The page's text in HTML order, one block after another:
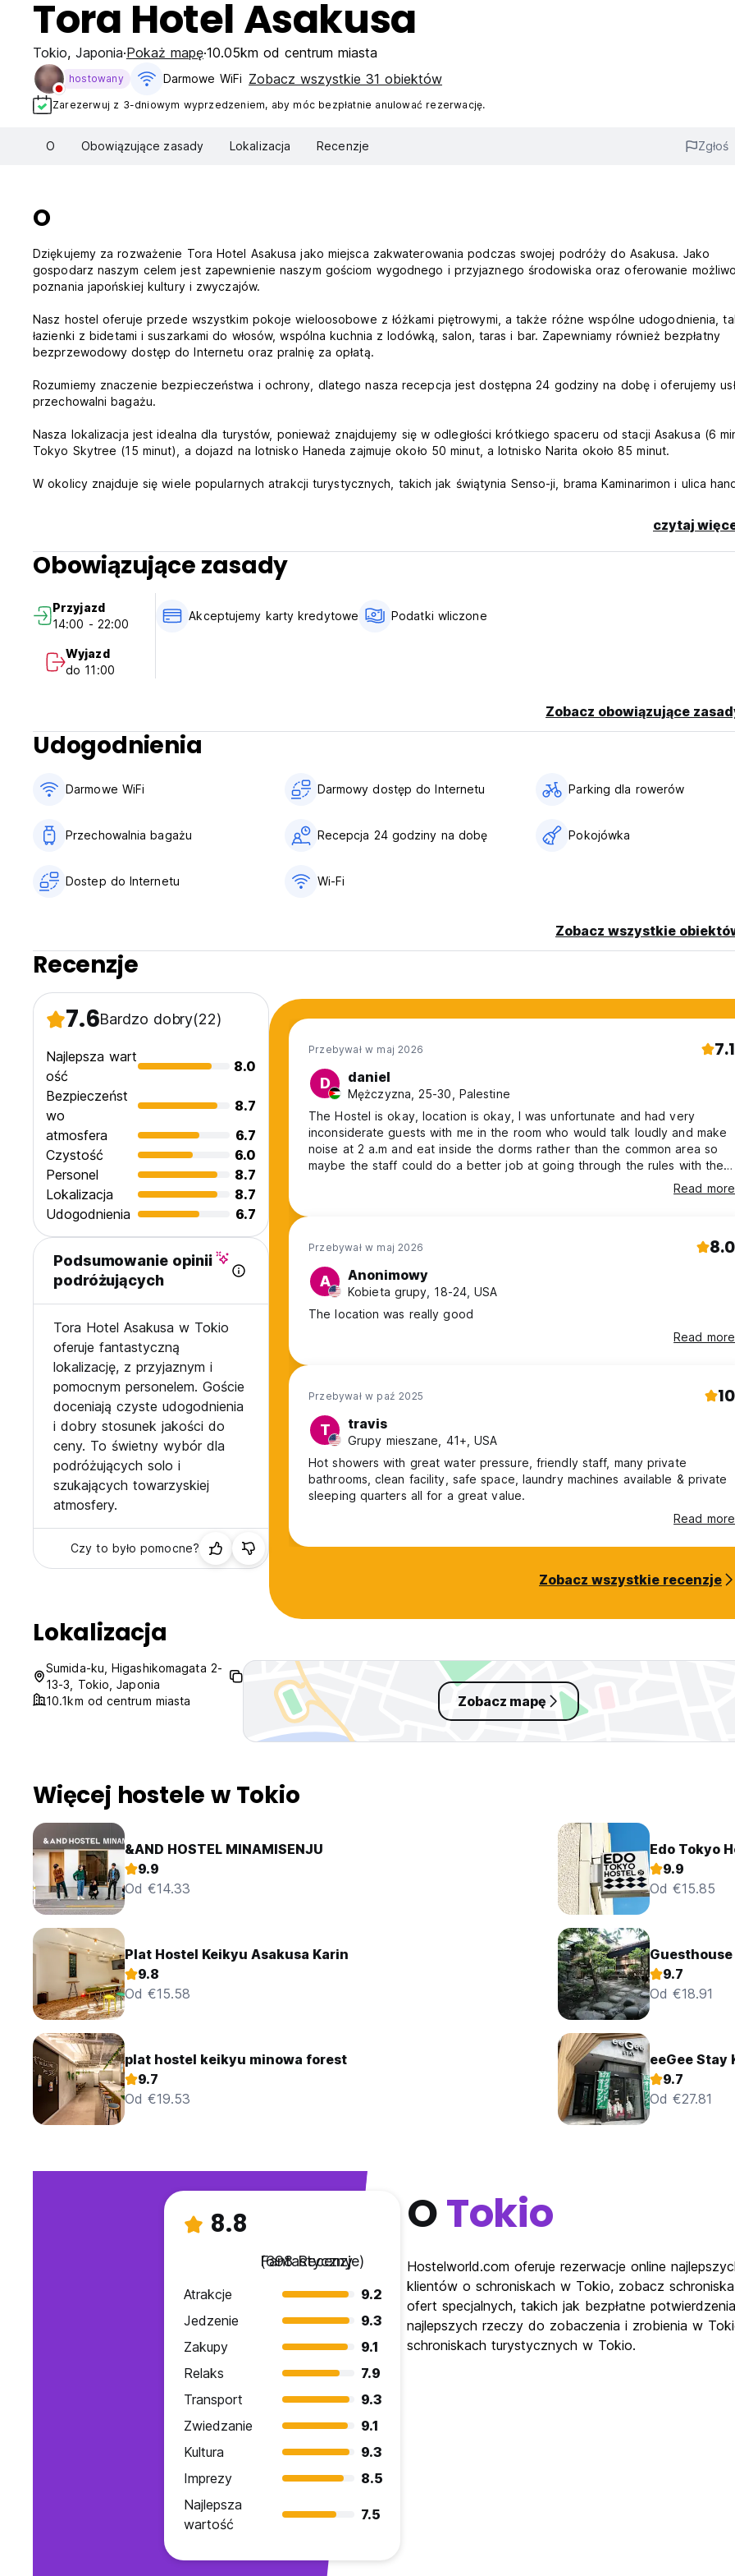
Tora Hotel Asakusa
Tokio, Japonia Pokaż mapę 10.05km od centrum miasta
hostowany Darmowe WiFi Zobacz wszystkie 31 obiektów
Zarezerwuj z 3-dniowym wyprzedzeniem, aby móc bezpłatnie anulować rezerwację.
O Obowiązujące zasady Lokalizacja Recenzje Zgłoś
O
Dziękujemy za rozważenie Tora Hotel Asakusa jako miejsca zakwaterowania podczas swojej podróży do Asakusa. Jako
gospodarz naszym celem jest zapewnienie naszym gościom wygodnego i przyjaznego środowiska oraz oferowanie
poznania japońskiej kultury i zwyczajów.
Nasz hostel oferuje przede wszystkim pokoje wieloosobowe z łóżkami piętrowymi, a także różne wspólne udogodnienia,
łazienki z bidetami i suszarkami do włosów, wspólna kuchnia z lodówką, salon, taras i bar. Zapewniamy również bezpłatny
bezprzewodowy dostęp do Internetu oraz pralnię za opłatą.
Rozumiemy znaczenie bezpieczeństwa i ochrony, dlatego nasza recepcja jest dostępna 24 godziny na dobę i oferujemy
przechowalni bagażu.
Nasza lokalizacja jest idealna dla turystów, ponieważ znajdujemy się w odległości krótkiego spaceru od stacji Asakusa (6
Tokyo Skytree (15 minut), a dojazd na lotnisko Haneda zajmuje około 50 minut, a lotnisko Narita około 85 minut.
W okolicy znajduje się wiele popularnych atrakcji turystycznych, takich jak świątynia Senso-ji, brama Kaminarimon i ulica
Mamy nadzieję, że nasz hostel może zapewnić cenne i przyjemne doświadczenie podróżnikom poszukującym wyjątkowych
wrażeń kulturalnych w Japonii. Jeśli masz jakiekolwiek pytania lub wątpliwości, nie wahaj się z nami skontaktować. Nasz
jest zawsze do Państwa dyspozycji. (Auto-translated from original language)
czytaj
Obowiązujące zasady
Przyjazd
14:00 - 22:00
Wyjazd
do 11:00
Akceptujemy karty kredytowe Podatki wliczone
Zobacz obowiązujące
Udogodnienia
Darmowe WiFi Darmowy dostęp do Internetu Parking dla rowerów
Przechowalnia bagażu Recepcja 24 godziny na dobę Pokojówka
Dostep do Internetu Wi-Fi
Zobacz wszystkie
Recenzje
7.6Bardzo dobry(22)
Najlepsza wart
ość
8.0
Bezpieczeńst
wo
8.7
atmosfera
6.7
Czystość
6.0
Personel
8.7
Lokalizacja
8.7
Udogodnienia
6.7
Podsumowanie opinii
podróżujących
Tora Hotel Asakusa w Tokio
oferuje fantastyczną
lokalizację, z przyjaznym i
pomocnym personelem. Goście
doceniają czyste udogodnienia
i dobry stosunek jakości do
ceny. To świetny wybór dla
podróżujących solo i
szukających towarzyskiej
atmosfery.
Czy to było pomocne?
Przebywał w maj 2026 7.1
D daniel
Mężczyzna, 25-30, Palestine
The Hostel is okay, location is okay, I was unfortunate and had very
inconsiderate guests with me in the room who would talk loudly and make
noise at 2 a.m and eat inside the dorms rather than the common area so
maybe the staff could do a better job at going through the rules with the
Read more
Przebywał w maj 2026 8.0
A Anonimowy
Kobieta grupy, 18-24, USA
The location was really good
Read more
Przebywał w paź 2025 10
T travis
Grupy mieszane, 41+, USA
Hot showers with great water pressure, friendly staff, many private
bathrooms, clean facility, safe space, laundry machines available & private
sleeping quarters all for a great value.
Read more
Zobacz wszystkie recenzje
Lokalizacja
Sumida-ku, Higashikomagata 2-
13-3, Tokio, Japonia
10.1km od centrum miasta
Zobacz mapę
Więcej hostele w Tokio
&AND HOSTEL MINAMISENJU
9.9
Od €14.33
Edo Tokyo
9.9
Od €15.85
Plat Hostel Keikyu Asakusa Karin
9.8
Od €15.58
9.7
Od €18.91
plat hostel keikyu minowa forest
9.7
Od €19.53
eeGee Stay
9.7
Od €27.81
8.8
Fantastyczny
(698 Recenzje)
Atrakcje
9.2
Jedzenie
9.3
Zakupy
9.1
Relaks
7.9
Transport
9.3
Zwiedzanie
9.1
Kultura
9.3
Imprezy
8.5
Najlepsza
wartość
7.5
OTokio
Hostelworld.com oferuje rezerwacje online
klientów o schroniskach w Tokio, zobacz
ofert specjalnych, takich jak bezpłatne
najlepszych rzeczy do zobaczenia i zrobienia w
schroniskach turystycznych w Tokio.